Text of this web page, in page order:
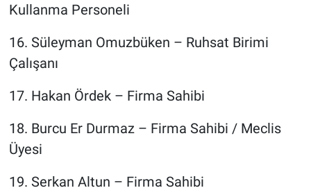
Kullanma Personeli
16.⁠ ⁠Süleyman Omuzbüken – Ruhsat Birimi
Çalışanı
17.⁠ ⁠Hakan Ördek – Firma Sahibi
18.⁠ ⁠Burcu Er Durmaz – Firma Sahibi / Meclis
Üyesi
19.⁠ ⁠Serkan Altun – Firma Sahibi